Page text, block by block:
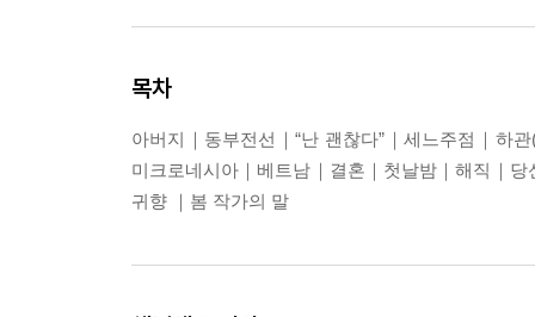
목차
아버지｜동부전선｜“난 괜찮다”｜세느주점｜하
미크로네시아｜베트남｜결혼｜첫날밤｜해직｜
귀향 ｜봄 작가의 말